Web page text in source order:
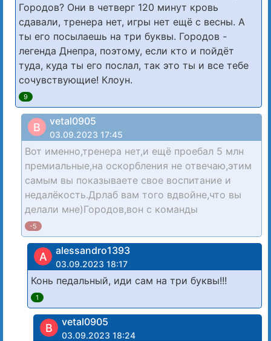
Городов? Они в четверг 120 минут кровь
сдавали, тренера нет, игры нет ещё с весны. А
ты его посылаешь на три буквы. Городов -
легенда Днепра, поэтому, если кто и пойдёт
туда, куда ты его послал, так это ты и все тебе
сочувствующие! Клоун.
9
В vetal0905
03.09.2023 17:45
Вот именно,тренера нет,и ещё проебал 5 млн
премиальные,на оскорбления не отвечаю,этим
самым вы показываете свое воспитание и
недалёкость.Дрлаб вам того вдвойне,что вы
делали мне)Городов,вон с команды
-5
A alessandro1393
03.09.2023 18:17
Конь педальный, иди сам на три буквы!!!
1
В vetal0905
03.09.2023 18:24